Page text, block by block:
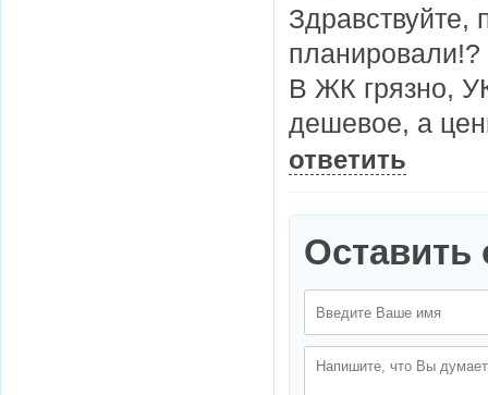
Здравствуйте,
планировали!?
В ЖК грязно,
дешевое, а
ответить
Оставить